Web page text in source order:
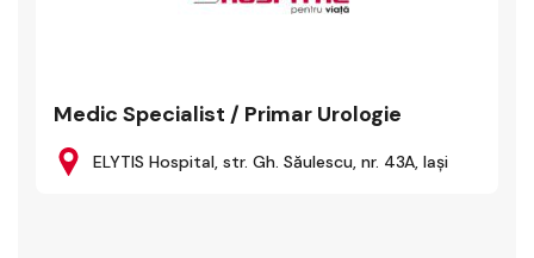
Medic Specialist / Primar Urologie
ELYTIS Hospital, str. Gh. Săulescu, nr. 43A, Iaşi